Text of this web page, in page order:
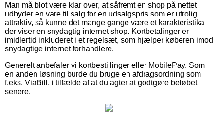
Man må blot være klar over, at såfremt en shop på nettet
udbyder en vare til salg for en udsalgspris som er utrolig
attraktiv, så kunne det mange gange være et karakteristika
der viser en snydagtig internet shop. Kortbetalinger er
imidlertid inkluderet i et regelsæt, som hjælper køberen imod
snydagtige internet forhandlere.
Generelt anbefaler vi kortbestillinger eller MobilePay. Som
en anden løsning burde du bruge en afdragsordning som
f.eks. ViaBill, i tilfælde af at du agter at godtgøre beløbet
senere.